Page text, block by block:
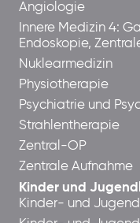
Angiologie
Innere Medizin 4:
Endoskopie,
Nuklearmedizin
Physiotherapie
Psychiatrie und
Strahlentherapie
Zentral-OP
Zentrale Aufnahme
Kinder und
Kinder- und